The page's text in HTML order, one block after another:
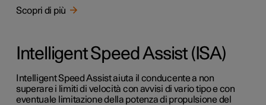
Scopri di più
Intelligent Speed Assist (ISA)
Intelligent Speed Assist aiuta il conducente a non
superare i limiti di velocità con avvisi di vario tipo e con
eventuale limitazione della potenza di propulsione del